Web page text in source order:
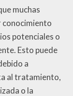
muchas
conocimiento
potenciales o
Esto puede
a
al tratamiento,
o la